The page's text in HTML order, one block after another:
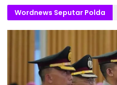
Wordnews Seputar Polda